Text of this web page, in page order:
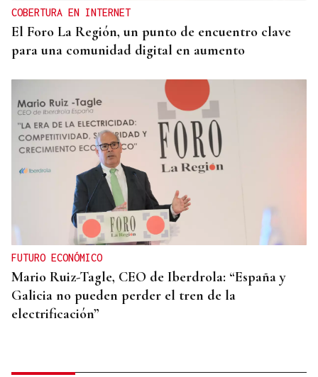
COBERTURA EN INTERNET
El Foro La Región, un punto de encuentro clave
para una comunidad digital en aumento
FUTURO ECONÓMICO
Mario Ruiz-Tagle, CEO de Iberdrola: “España y
Galicia no pueden perder el tren de la
electrificación”